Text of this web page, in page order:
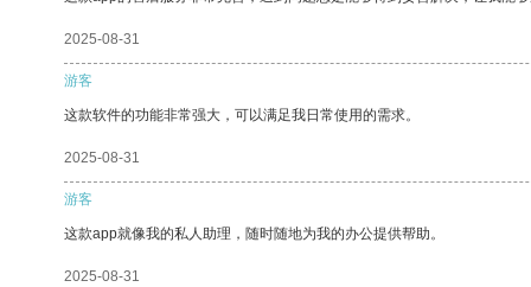
2025-08-31
游客
这款软件的功能非常强大，可以满足我日常使用的需求。
2025-08-31
游客
这款app就像我的私人助理，随时随地为我的办公提供帮助。
2025-08-31